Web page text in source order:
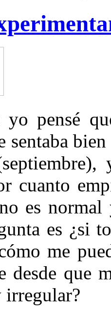
yo pensé
sentaba
cuanto
es
es ¿si
me
desde que
irregular?